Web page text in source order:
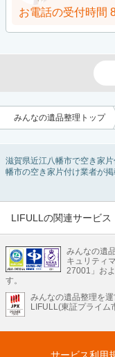
お電話の受付時間
みんなの遺品整理トップ
滋賀県近江八幡市で空き家
幡市の空き家片付け業者が
けや、相続したが住む予定
を利用し検索してみましょう
また家一軒まるごとの掃除
LIFULLの関連サービス
不動産・住宅 引越し
不動産クラウドファンデ
LIFULL HOME'Sのサー
不動産・住宅
不動産査定 マンション
不動産アーカイブ
空き
みんなの遺
キュリティ
27001」お
す。
みんなの遺品整理を
LIFULL(東証プライム